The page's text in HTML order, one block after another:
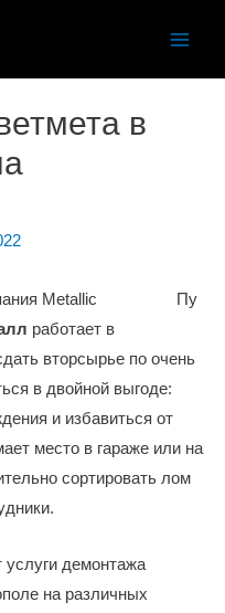
в
Пу
работает в
вторсырье по очень
в двойной выгоде:
и избавиться от
место в гараже или на
сортировать лом
демонтажа
на различных